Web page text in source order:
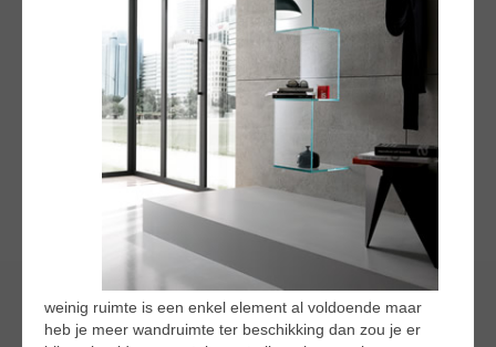
weinig ruimte is een enkel element al voldoende maar
heb je meer wandruimte ter beschikking dan zou je er